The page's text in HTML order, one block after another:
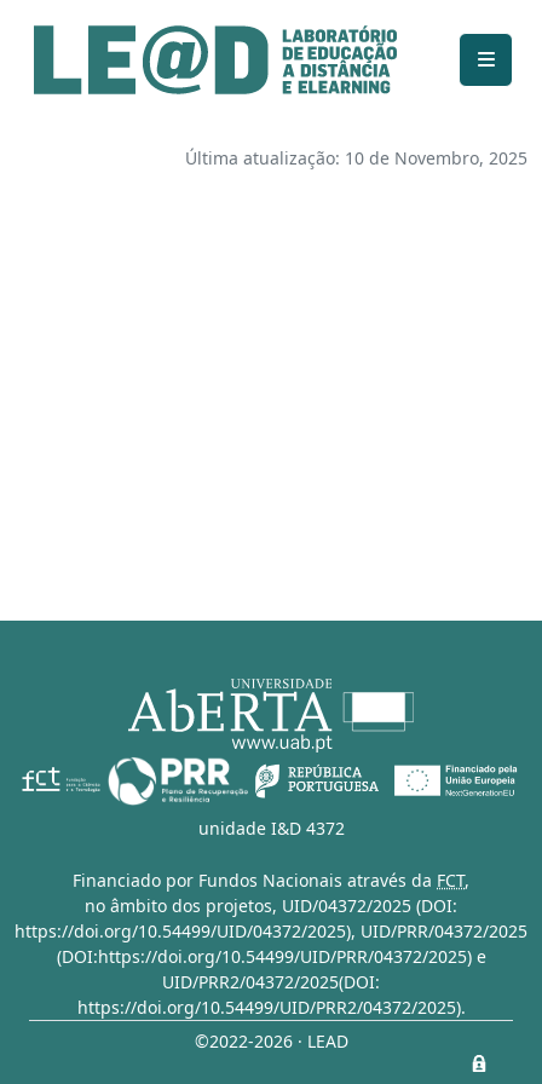
Ir para o conteúdo principal
Informações de acessibilidade
Mapa do site
Última atualização: 10 de Novembro, 2025
unidade I&D 4372
Financiado por Fundos Nacionais através da FCT,
no âmbito dos projetos, UID/04372/2025 (DOI:
https://doi.org/10.54499/UID/04372/2025), UID/PRR/04372/2025
(DOI:https://doi.org/10.54499/UID/PRR/04372/2025)e
UID/PRR2/04372/2025(DOI:
https://doi.org/10.54499/UID/PRR2/04372/2025).
©2022-2026 · LEAD